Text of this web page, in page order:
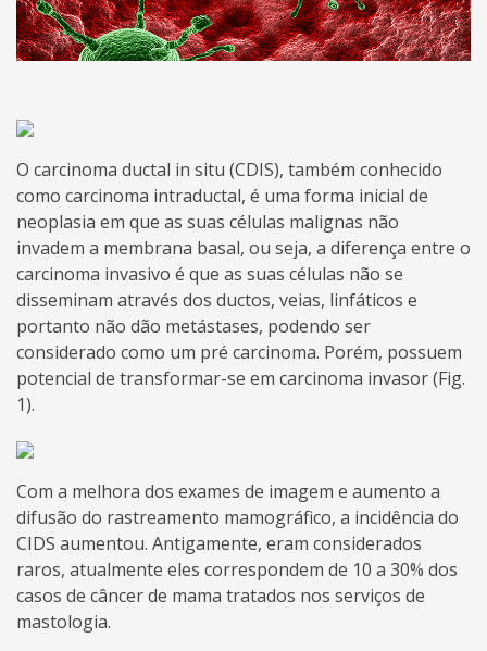
O carcinoma ductal in situ (CDIS), também conhecido
como carcinoma intraductal, é uma forma inicial de
neoplasia em que as suas células malignas não
invadem a membrana basal, ou seja, a diferença entre o
carcinoma invasivo é que as suas células não se
disseminam através dos ductos, veias, linfáticos e
portanto não dão metástases, podendo ser
considerado como um pré carcinoma. Porém, possuem
potencial de transformar-se em carcinoma invasor (Fig.
1).
Com a melhora dos exames de imagem e aumento a
difusão do rastreamento mamográfico, a incidência do
CIDS aumentou. Antigamente, eram considerados
raros, atualmente eles correspondem de 10 a 30% dos
casos de câncer de mama tratados nos serviços de
mastologia.